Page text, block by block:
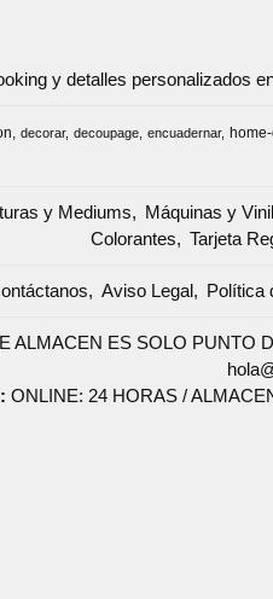
y detalles personalizados
decorar decoupage encuadernar
y Mediums Máquinas y
Colorantes
Tarjeta
Aviso Legal Política
ALMACEN ES SOLO
ONLINE: 24 HORAS /